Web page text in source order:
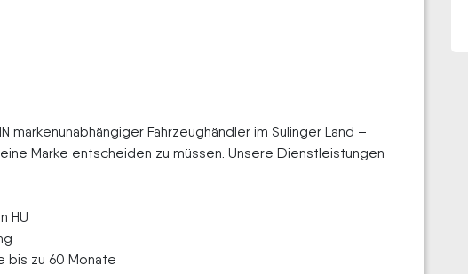
markenunabhängiger Fahrzeughändler im Sulinger Land –
Marke entscheiden zu müssen. Unsere Dienstleistungen
HU
bis zu 60 Monate